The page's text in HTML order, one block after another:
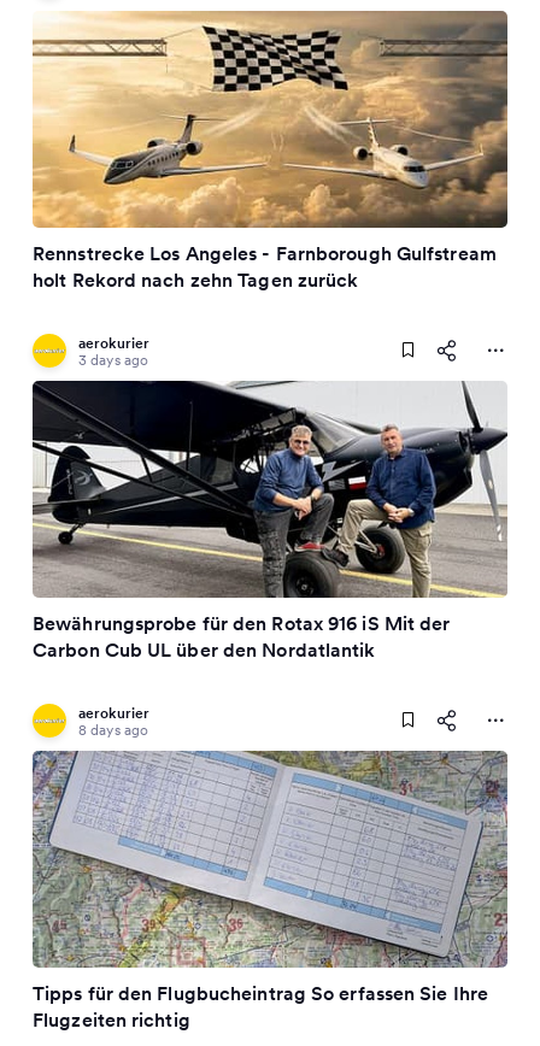
Rennstrecke Los Angeles - Farnborough Gulfstream
holt Rekord nach zehn Tagen zurück
aerokurier
3 days ago
Bewährungsprobe für den Rotax 916 iS Mit der
Carbon Cub UL über den Nordatlantik
aerokurier
8 days ago
Tipps für den Flugbucheintrag So erfassen Sie Ihre
Flugzeiten richtig